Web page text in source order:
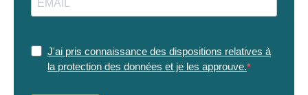
J'ai pris connaissance des dispositions relatives à
la protection des données et je les approuve.